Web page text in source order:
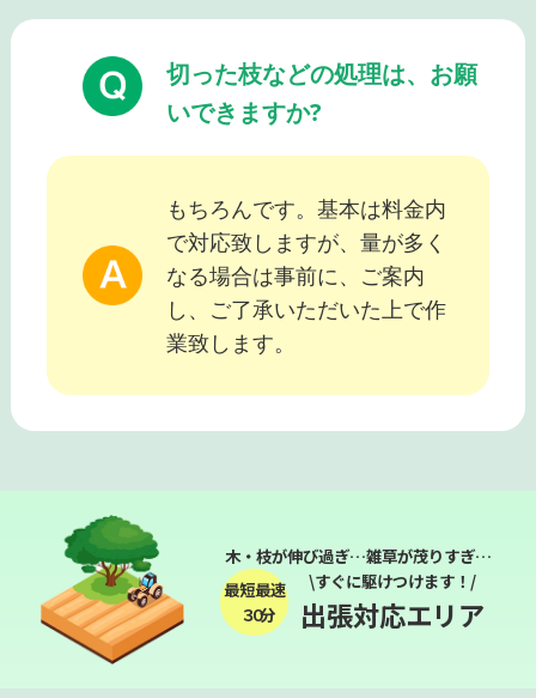
切った枝などの処理は、お願
いできますか?
もちろんです。基本は料金内
で対応致しますが、量が多く
なる場合は事前に、ご案内
し、ご了承いただいた上で作
業致します。
木・枝が伸び過ぎ…雑草が茂りすぎ…
最短最速
３０分
\すぐに駆けつけます！/
出張対応エリア